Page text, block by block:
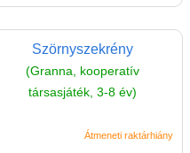
Szörnyszekrény
(Granna, kooperatív
társasjáték, 3-8 év)
Átmeneti raktárhiány